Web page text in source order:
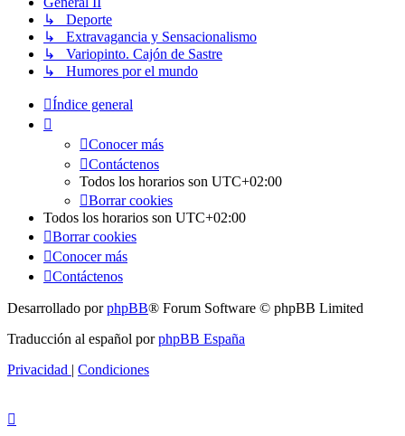
↳ Deporte
↳ Extravagancia y Sensacionalismo
↳ Variopinto. Cajón de Sastre
↳ Humores por el mundo
Índice general
Conocer más
Contáctenos
Todos los horarios son UTC+02:00
Borrar cookies
Todos los horarios son UTC+02:00
Borrar cookies
Conocer más
Contáctenos
Desarrollado porphpBB® Forum Software © phpBB Limited
Traducción al español porphpBB España
Privacidad | Condiciones